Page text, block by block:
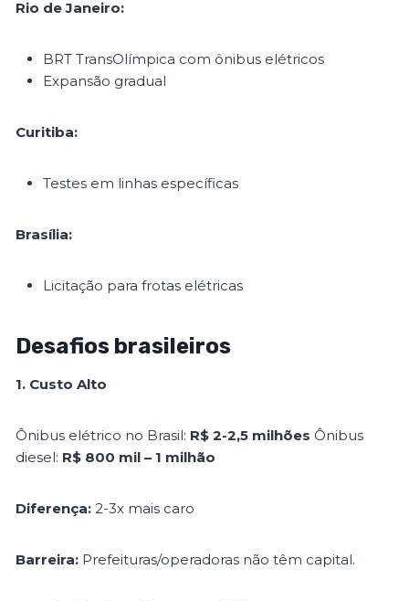
Rio de Janeiro:
BRT TransOlímpica com ônibus elétricos
Expansão gradual
Curitiba:
Testes em linhas específicas
Brasília:
Licitação para frotas elétricas
Desafios brasileiros
1. Custo Alto
Ônibus elétrico no Brasil: R$ 2-2,5 milhões Ônibus
diesel: R$ 800 mil – 1 milhão
Diferença: 2-3x mais caro
Barreira: Prefeituras/operadoras não têm capital.